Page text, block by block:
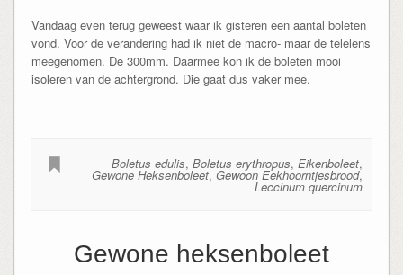
Vandaag even terug geweest waar ik gisteren een aantal boleten
vond. Voor de verandering had ik niet de macro- maar de telelens
meegenomen. De 300mm. Daarmee kon ik de boleten mooi
isoleren van de achtergrond. Die gaat dus vaker mee.
Boletus edulis,Boletus erythropus,Eikenboleet,
Gewone Heksenboleet,Gewoon Eekhoorntjesbrood,
Leccinum quercinum
Gewone heksenboleet